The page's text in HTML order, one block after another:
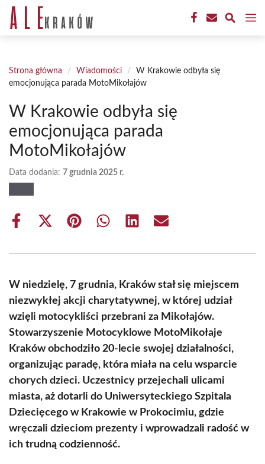
Przejdź
treści
Strona główna / Wiadomości /
W Krakowie odbyła się
emocjonująca parada MotoMikołajów
W Krakowie odbyła się
emocjonująca parada
MotoMikołajów
Data dodania: 7 grudnia 2025 r.
Share
Share
(Twitter)
Share Share Share Share
W niedzielę, 7 grudnia, Kraków stał się miejscem
niezwykłej akcji charytatywnej, w której udział
wzięli motocykliści przebrani za Mikołajów.
Stowarzyszenie Motocyklowe MotoMikołaje
Kraków obchodziło 20-lecie swojej działalności,
organizując paradę, która miała na celu wsparcie
chorych dzieci. Uczestnicy przejechali ulicami
miasta, aż dotarli do Uniwersyteckiego Szpitala
Dziecięcego w Krakowie w Prokocimiu, gdzie
wręczali dzieciom prezenty i wprowadzali radość w
ich trudną codzienność.